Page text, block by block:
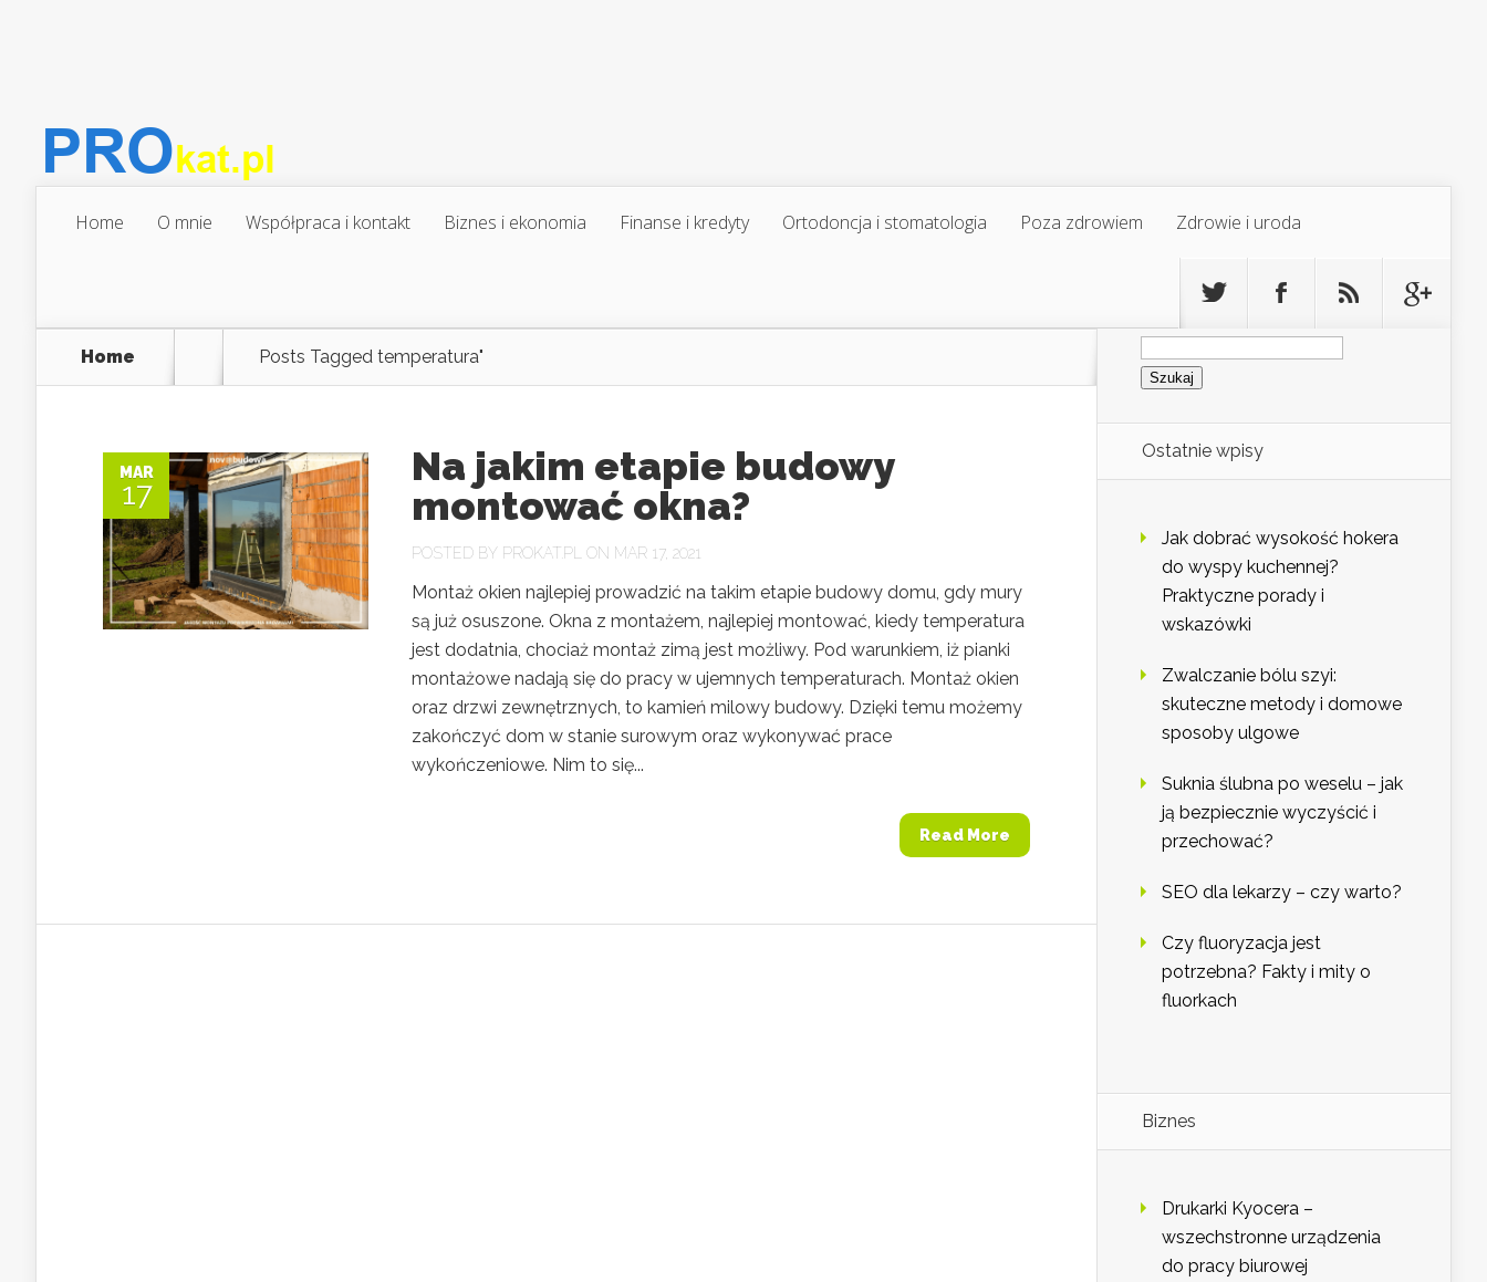
Home O mnie Współpraca i kontakt Biznes i ekonomia Finanse i kredyty Ortodoncja i stomatologia Poza zdrowiem Zdrowie i uroda
Home Posts Tagged temperatura"
MAR
17
Na jakim etapie budowy
montować okna?
POSTED BY PROKAT.PL ON MAR 17, 2021
Montaż okien najlepiej prowadzić na takim etapie budowy domu, gdy mury
są już osuszone. Okna z montażem, najlepiej montować, kiedy temperatura
jest dodatnia, chociaż montaż zimą jest możliwy. Pod warunkiem, iż pianki
montażowe nadają się do pracy w ujemnych temperaturach. Montaż okien
oraz drzwi zewnętrznych, to kamień milowy budowy. Dzięki temu możemy
zakończyć dom w stanie surowym oraz wykonywać prace
wykończeniowe. Nim to się...
Read More
Szukaj:
Ostatnie wpisy
Jak dobrać wysokość hokera
do wyspy kuchennej?
Praktyczne porady i
wskazówki
Zwalczanie bólu szyi:
skuteczne metody i domowe
sposoby ulgowe
Suknia ślubna po weselu – jak
ją bezpiecznie wyczyścić i
przechować?
SEO dla lekarzy – czy warto?
Czy fluoryzacja jest
potrzebna? Fakty i mity o
fluorkach
Biznes
Drukarki Kyocera –
wszechstronne urządzenia
do pracy biurowej